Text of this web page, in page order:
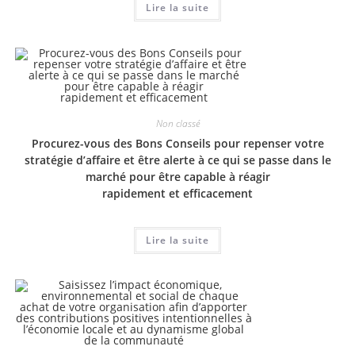
Lire la suite
Non classé
Procurez-vous des Bons Conseils pour repenser votre
stratégie d’affaire et être alerte à ce qui se passe dans le
marché pour être capable à réagir
rapidement et efficacement
Lire la suite